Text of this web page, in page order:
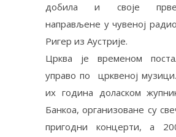
добила и своје
направљене у чувеној
Ригер из Аустрије.
Црква је временом
управо по црквеној
их година доласком
Банкоа, организоване су
пригодни концерти, а